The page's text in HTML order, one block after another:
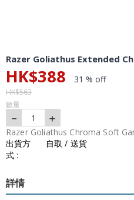
Razer Goliathus Extended
HK$388 31 % off
HK$563
數量
－ 1 ＋
Razer Goliathus Chroma Soft
出貨方
式 :
自取 / 送貨
詳情